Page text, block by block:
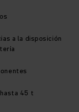
a la disposición
45 t